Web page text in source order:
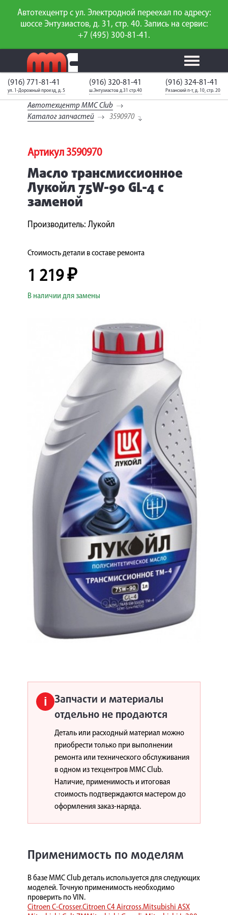
Автотехцентр с ул. Электродной переехал по адресу:
шоссе Энтузиастов, д. 31, стр. 40. Запись на сервис:
+7 (495) 300-81-41.
Калькулятор
ТО
Каталог
запчастей
Калькулятор
слесарного
ремонта
Ваш автомобиль
неизвестен
ГАРАНТИИ
О СЕРВИСЕ
АКЦИИ
КОРП.КЛИЕНТАМ
ЦЕНЫ
ОТЗЫВЫ
ЗАПИСЬ НА СЕРВИС
ЗАДАТЬ ВОПРОС
(916) 771-81-41
ул. 1-Дорожный проезд, д. 5
(916) 320-81-41
ш.Энтузиастов д.31 стр.40
(916) 324-81-41
Рязанский п-т, д. 10, стр. 20
Автотехцентр MMC Club
Каталог запчастей
3590970
Артикул 3590970
Масло трансмиссионное
Лукойл 75W-90 GL-4 с
заменой
Производитель: Лукойл
Стоимость детали в составе ремонта
1 219 ₽
В наличии для замены
i Запчасти и материалы
отдельно не продаются
Деталь или расходный материал можно
приобрести только при выполнении
ремонта или технического обслуживания
в одном из техцентров MMC Club.
Наличие, применимость и итоговая
стоимость подтверждаются мастером до
оформления заказ-наряда.
Применимость по моделям
В базе MMC Club деталь используется для следующих
моделей. Точную применимость необходимо
проверить по VIN.
Citroen C-Crosser.Citroen C4 Aircross.Mitsubishi ASX